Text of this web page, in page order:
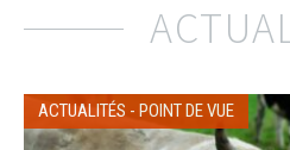
ACTUALITÉS - POINT DE VUE